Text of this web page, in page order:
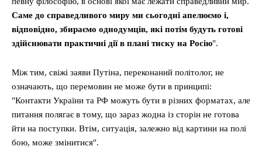
Саме до справедливого миру ми сьогодні апелюємо і,
відповідно, збираємо однодумців, які потім будуть готові
здійснювати практичні дії в плані тиску на Росію".
Між тим, свіжі заяви Путіна, переконаний політолог, не
означають, що перемовин не може бути в принципі:
"Контакти України та РФ можуть бути в різних форматах, але
питання полягає в тому, що зараз жодна із сторін не готова
йти на поступки. Втім, ситуація, залежно від картини на полі
бою, може змінитися".